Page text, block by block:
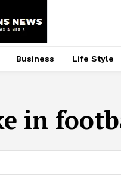
Business Life Style
in